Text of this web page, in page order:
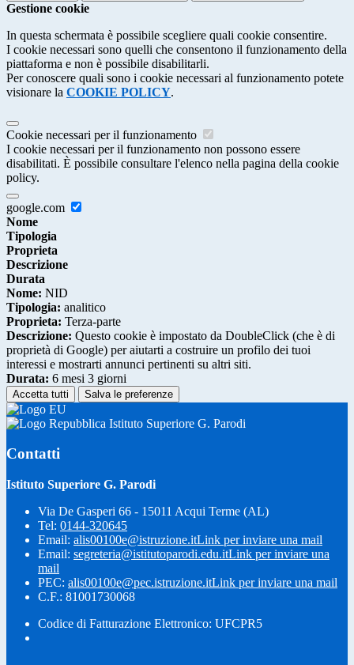
Gestione cookie
In questa schermata è possibile scegliere quali cookie consentire.
I cookie necessari sono quelli che consentono il funzionamento della
piattaforma e non è possibile disabilitarli.
Per conoscere quali sono i cookie necessari al funzionamento potete
visionare la COOKIE POLICY.
Cookie necessari per il funzionamento
I cookie necessari per il funzionamento non possono essere
disabilitati. È possibile consultare l'elenco nella pagina della cookie
policy.
google.com
Nome
Tipologia
Proprieta
Descrizione
Durata
Nome: NID
Tipologia: analitico
Proprieta: Terza-parte
Descrizione: Questo cookie è impostato da DoubleClick (che è di
proprietà di Google) per aiutarti a costruire un profilo dei tuoi
interessi e mostrarti annunci pertinenti su altri siti.
Durata: 6 mesi 3 giorni
Accetta tutti Salva le preferenze
Istituto Superiore G. Parodi
Contatti
Istituto Superiore G. Parodi
Via De Gasperi 66 - 15011 Acqui Terme (AL)
Tel: 0144-320645
Email: alis00100e@istruzione.itLink per inviare una mail
Email: segreteria@istitutoparodi.edu.itLink per inviare una
mail
PEC: alis00100e@pec.istruzione.itLink per inviare una mail
C.F.: 81001730068
Codice di Fatturazione Elettronico: UFCPR5